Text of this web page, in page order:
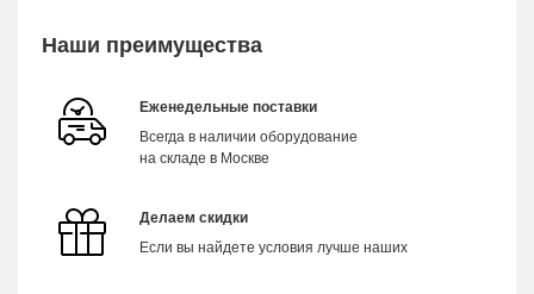
Наши преимущества
Еженедельные поставки
Всегда в наличии оборудование
на складе в Москве
Делаем скидки
Если вы найдете условия лучше наших